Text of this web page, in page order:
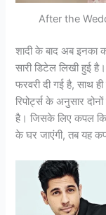
After the
शादी के बाद अब इनका
सारी डिटेल लिखी हुई
फरवरी दी गई है, साथ ही
रिपोर्ट्स के अनुसार
है। जिसके लिए कपल
के घर जाएंगी, तब यह